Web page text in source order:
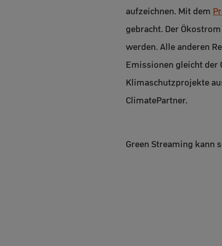
aufzeichnen. Mit dem
gebracht. Der
werden. Alle anderen
Emissionen gleicht der
Klimaschutzprojekte
ClimatePartner.
Green Streaming kann